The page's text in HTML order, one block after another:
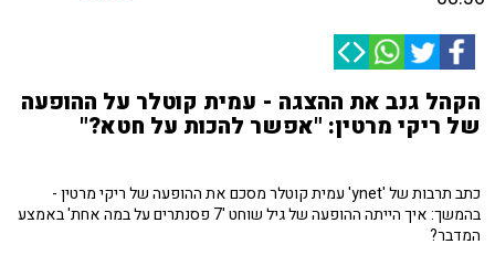
הקהל גנב את ההצגה - עמית קוטלר על ההופעה
של ריקי מרטין: "אפשר להכות על חטא?"
כתב תרבות של 'ynet' עמית קוטלר מסכם את ההופעה של ריקי מרטין -
בהמשך: איך הייתה ההופעה של גיל שוחט '7 פסנתרים על במה אחת' באמצע
המדבר?